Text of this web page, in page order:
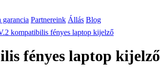
garancia Partnereink Állás Blog
kompatibilis fényes laptop kijelző
fényes laptop kijelző